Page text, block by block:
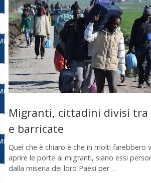
Migranti, cittadini divisi tra
e barricate
Quel che è chiaro è che in molti farebbero
aprire le porte ai migranti, siano essi
dalla miseria dei loro Paesi per …